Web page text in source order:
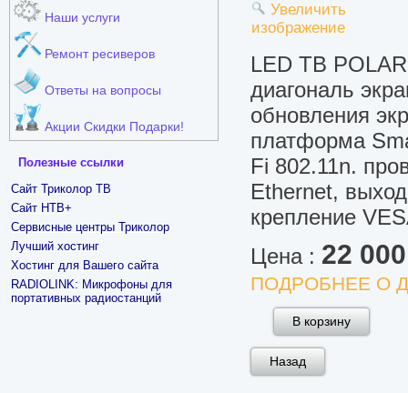
Наши услуги
Ремонт ресиверов
Ответы на вопросы
Акции Скидки Подарки!
Полезные ссылки
Сайт Триколор ТВ
Сайт НТВ+
Сервисные центры Триколор
Лучший хостинг
Хостинг для Вашего сайта
RADIOLINK: Микрофоны для
портативных радиостанций
Увеличить
изображение
LED ТВ
диагональ
обновления
платформа
Fi 802.11n.
Ethernet,
крепление
Цена : 22
ПОДРОБНЕЕ О